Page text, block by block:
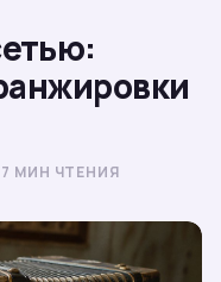
МИН ЧТЕНИЯ